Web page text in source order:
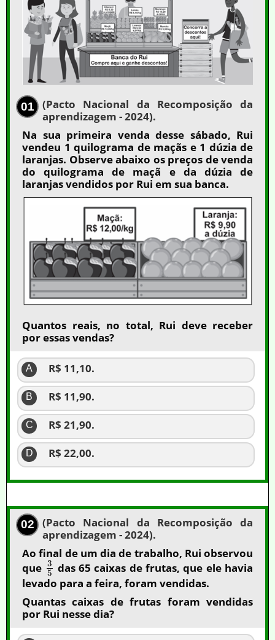
01
(Pacto Nacional da Recomposição da
aprendizagem - 2024).
Na sua primeira venda desse sábado, Rui
vendeu 1 quilograma de maçãs e 1 dúzia de
laranjas. Observe abaixo os preços de venda
do quilograma de maçã e da dúzia de
laranjas vendidos por Rui em sua banca.
Quantos reais, no total, Rui deve receber
por essas vendas?
A R$ 11,10.
B R$ 11,90.
C R$ 21,90.
D R$ 22,00.
02
(Pacto Nacional da Recomposição da
aprendizagem - 2024).
Ao final de um dia de trabalho, Rui observou
que 3
5 das 65 caixas de frutas, que ele havia
levado para a feira, foram vendidas.
Quantas caixas de frutas foram vendidas
por Rui nesse dia?